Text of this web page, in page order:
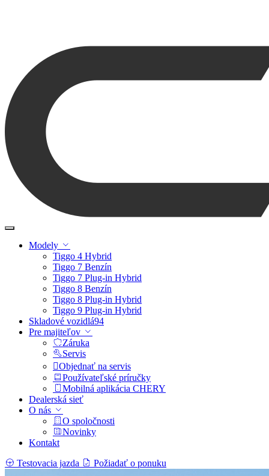
Modely
Tiggo 4 Hybrid
Tiggo 7 Benzín
Tiggo 7 Plug-in Hybrid
Tiggo 8 Benzín
Tiggo 8 Plug-in Hybrid
Tiggo 9 Plug-in Hybrid
Skladové vozidlá94
Pre majiteľov
Záruka
Servis
Objednať na servis
Používateľské príručky
Mobilná aplikácia CHERY
Dealerská sieť
O nás
O spoločnosti
Novinky
Kontakt
Testovacia jazda
Požiadať o ponuku